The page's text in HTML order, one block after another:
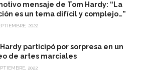
mensaje de Tom Hardy: “La
es un tema difícil y complejo…”
2022
participó por sorpresa en un
de artes marciales
2022